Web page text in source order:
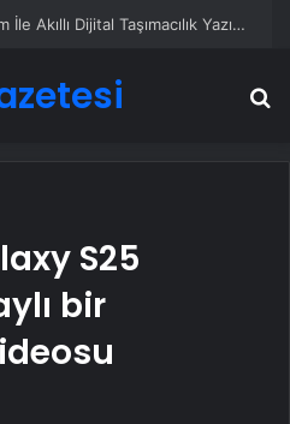
UETDS Nedir ? Uetds.com İle Akıllı Dijital Taşımacılık Yazılımı
S25
bir